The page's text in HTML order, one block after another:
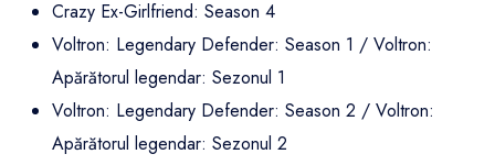
Crazy Ex-Girlfriend: Season 4
Voltron: Legendary Defender: Season 1 / Voltron:
Apărătorul legendar: Sezonul 1
Voltron: Legendary Defender: Season 2 / Voltron:
Apărătorul legendar: Sezonul 2